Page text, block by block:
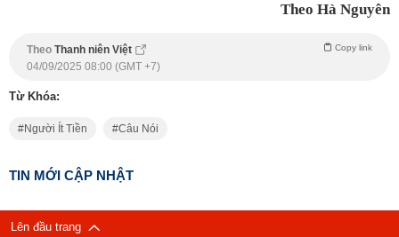
Theo Hà Nguyên
Theo Thanh niên Việt Copy link
04/09/2025 08:00 (GMT +7)
Từ Khóa:
Người Ít Tiền Câu Nói
TIN MỚI CẬP NHẬT
Lên đầu trang